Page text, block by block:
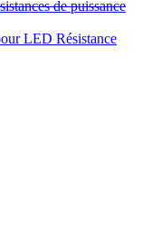
de puissance
LED Résistance